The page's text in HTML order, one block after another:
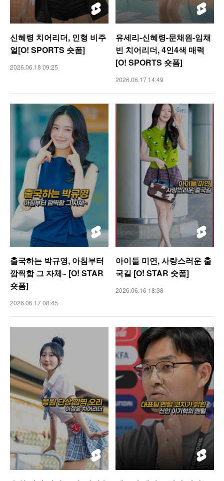
신혜령 치어리더, 인형 비주
얼[O! SPORTS 숏폼]
2026.06.18 09:25
유세리-신혜령-문채원-임채
빈 치어리더, 4인4색 매력
[O! SPORTS 숏폼]
2026.06.17 14:49
출국하는 박규영, 아침부터
깜찍함 그 자체~ [O! STAR
숏폼]
2026.06.17 08:45
아이들 미연, 사랑스러운 출
국길 [O! STAR 숏폼]
2026.06.16 18:38